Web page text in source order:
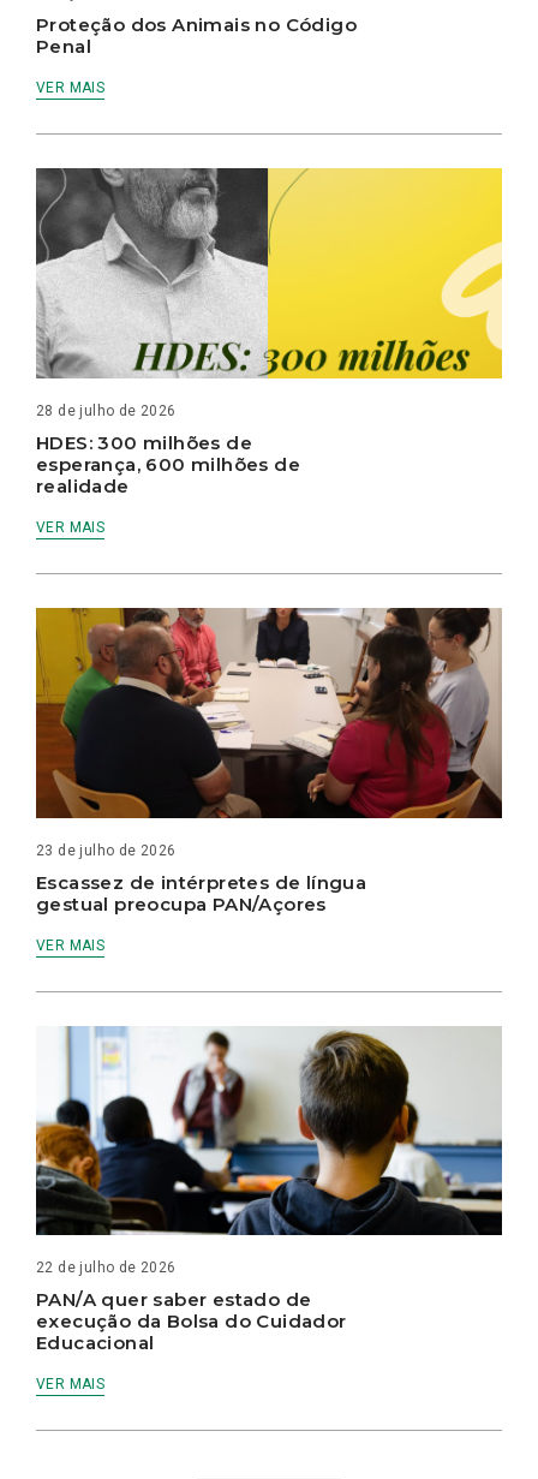
Proteção dos Animais no Código
Penal
VER MAIS
28 de julho de 2026
HDES: 300 milhões de
esperança, 600 milhões de
realidade
VER MAIS
23 de julho de 2026
Escassez de intérpretes de língua
gestual preocupa PAN/Açores
VER MAIS
22 de julho de 2026
PAN/A quer saber estado de
execução da Bolsa do Cuidador
Educacional
VER MAIS